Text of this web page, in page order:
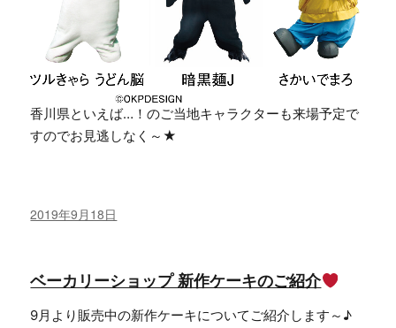
香川県といえば…！のご当地キャラクターも来場予定で
すのでお見逃しなく～★
投
2019年9月18日
ベーカリーショップ 新作ケーキのご紹介
9月より販売中の新作ケーキについてご紹介します～♪